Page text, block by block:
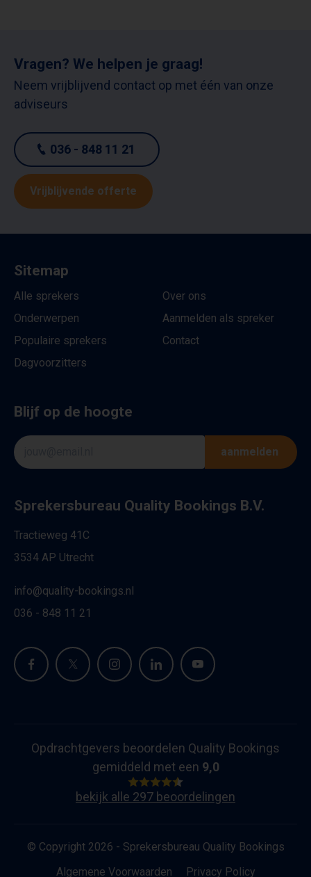
Vragen? We helpen je graag!
Neem vrijblijvend contact op met één van onze
adviseurs
036 - 848 11 21
Vrijblijvende offerte
Sitemap
Alle sprekers
Onderwerpen
Populaire sprekers
Dagvoorzitters
Over ons
Aanmelden als spreker
Contact
Blijf op de hoogte
aanmelden
Sprekersbureau Quality Bookings B.V.
Tractieweg 41C
3534 AP Utrecht
info@quality-bookings.nl
036 - 848 11 21
Opdrachtgevers beoordelen Quality Bookings
gemiddeld met een 9,0
bekijk alle 297 beoordelingen
© Copyright 2026 - Sprekersbureau Quality Bookings
Algemene Voorwaarden
Privacy Policy